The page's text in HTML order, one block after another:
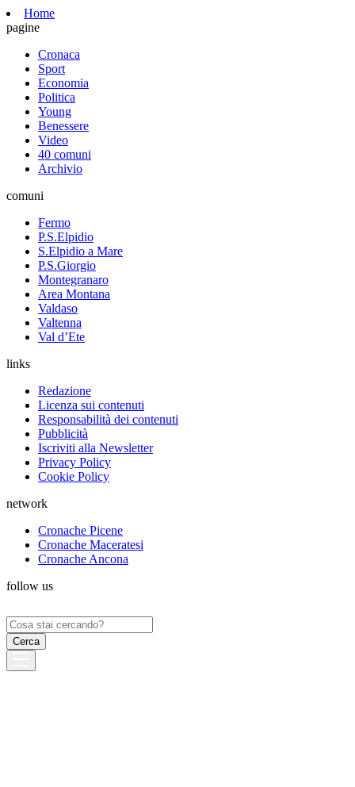
Home
pagine
Cronaca
Sport
Economia
Politica
Young
Benessere
Video
40 comuni
Archivio
comuni
Fermo
P.S.Elpidio
S.Elpidio a Mare
P.S.Giorgio
Montegranaro
Area Montana
Valdaso
Valtenna
Val d’Ete
links
Redazione
Licenza sui contenuti
Responsabilità dei contenuti
Pubblicità
Iscriviti alla Newsletter
Privacy Policy
Cookie Policy
network
Cronache Picene
Cronache Maceratesi
Cronache Ancona
follow us
Ricerca
per: